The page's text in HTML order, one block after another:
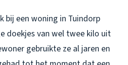
bij een woning in Tuindorp
doekjes van wel twee kilo uit
gebruikte ze al jaren en